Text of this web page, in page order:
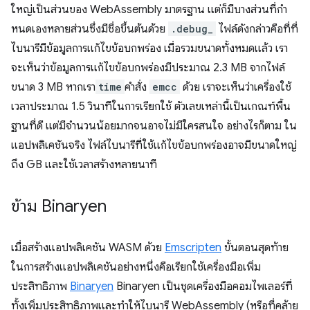
ใหญ่เป็นส่วนของ WebAssembly มาตรฐาน แต่ก็มีบางส่วนที่กํา
หนดเองหลายส่วนซึ่งมีชื่อขึ้นต้นด้วย
.debug_
ไฟล์ดังกล่าวคือที่ที่
ไบนารีมีข้อมูลการแก้ไขข้อบกพร่อง เมื่อรวมขนาดทั้งหมดแล้ว เรา
จะเห็นว่าข้อมูลการแก้ไขข้อบกพร่องมีประมาณ 2.3 MB จากไฟล์
ขนาด 3 MB หากเรา time คําสั่ง emcc ด้วย เราจะเห็นว่าเครื่องใช้
เวลาประมาณ 1.5 วินาทีในการเรียกใช้ ตัวเลขเหล่านี้เป็นเกณฑ์พื้น
ฐานที่ดี แต่มีจำนวนน้อยมากจนอาจไม่มีใครสนใจ อย่างไรก็ตาม ใน
แอปพลิเคชันจริง ไฟล์ไบนารีที่ใช้แก้ไขข้อบกพร่องอาจมีขนาดใหญ่
ถึง GB และใช้เวลาสร้างหลายนาที
ข้าม Binaryen
เมื่อสร้างแอปพลิเคชัน WASM ด้วย Emscripten ขั้นตอนสุดท้าย
ในการสร้างแอปพลิเคชันอย่างหนึ่งคือเรียกใช้เครื่องมือเพิ่ม
ประสิทธิภาพ Binaryen Binaryen เป็นชุดเครื่องมือคอมไพเลอร์ที่
ทั้งเพิ่มประสิทธิภาพและทำให้ไบนารี WebAssembly (หรือที่คล้าย